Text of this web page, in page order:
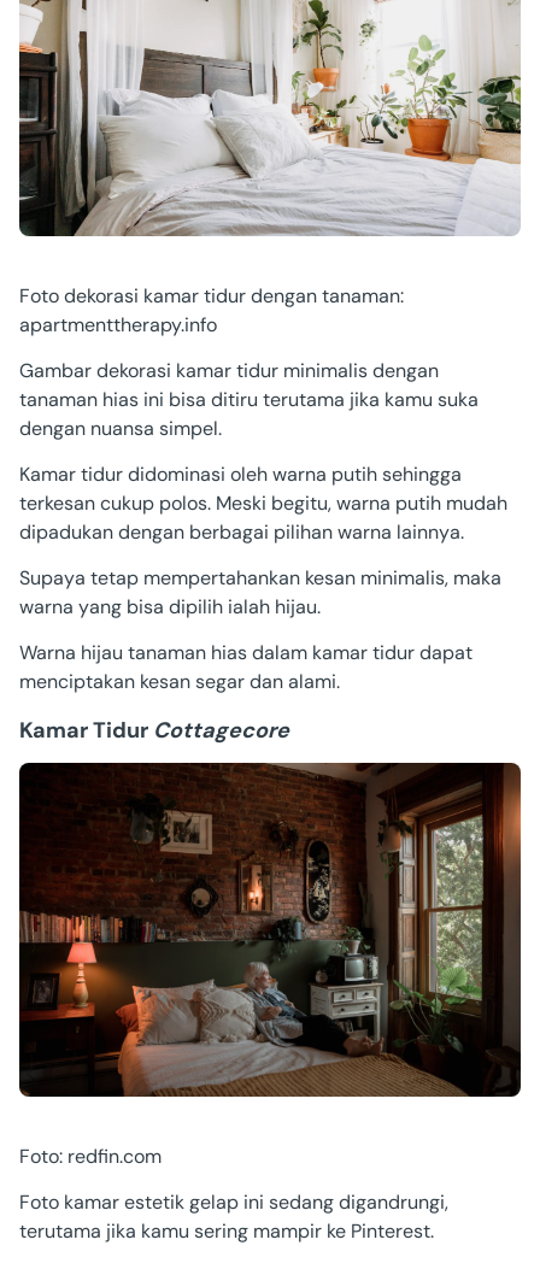
Foto dekorasi kamar tidur dengan tanaman:
apartmenttherapy.info
Gambar dekorasi kamar tidur minimalis dengan
tanaman hias ini bisa ditiru terutama jika kamu suka
dengan nuansa simpel.
Kamar tidur didominasi oleh warna putih sehingga
terkesan cukup polos. Meski begitu, warna putih mudah
dipadukan dengan berbagai pilihan warna lainnya.
Supaya tetap mempertahankan kesan minimalis, maka
warna yang bisa dipilih ialah hijau.
Warna hijau tanaman hias dalam kamar tidur dapat
menciptakan kesan segar dan alami.
Kamar Tidur Cottagecore
Foto: redfin.com
Foto kamar estetik gelap ini sedang digandrungi,
terutama jika kamu sering mampir ke Pinterest.